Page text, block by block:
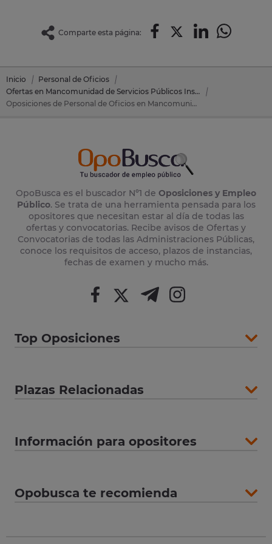
Comparte esta página:
Inicio
Personal de Oficios
Ofertas en Mancomunidad de Servicios Públicos Insulares
Oposiciones de Personal de Oficios en Mancomunidad de Servicios Públicos Insulares (Baleares)
OpoBusca es el buscador Nº1 de Oposiciones y Empleo
Público. Se trata de una herramienta pensada para los
opositores que necesitan estar al día de todas las
ofertas y convocatorias. Recibe avisos de Ofertas y
Convocatorias de todas las Administraciones Públicas,
conoce los requisitos de acceso, plazos de instancias,
fechas de examen y mucho más.
Top Oposiciones
Plazas Relacionadas
Información para opositores
Opobusca te recomienda